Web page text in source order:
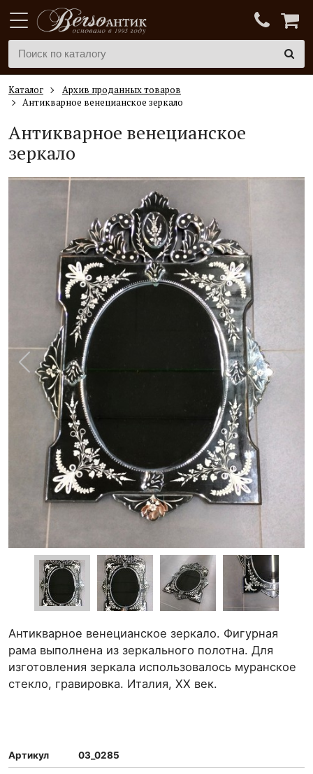
Каталог
Архив проданных товаров
Антикварное венецианское зеркало
Антикварное венецианское
зеркало
Антикварное венецианское зеркало. Фигурная
рама выполнена из зеркального полотна. Для
изготовления зеркала использовалось муранское
стекло, гравировка. Италия, XX век.
Артикул 03_0285